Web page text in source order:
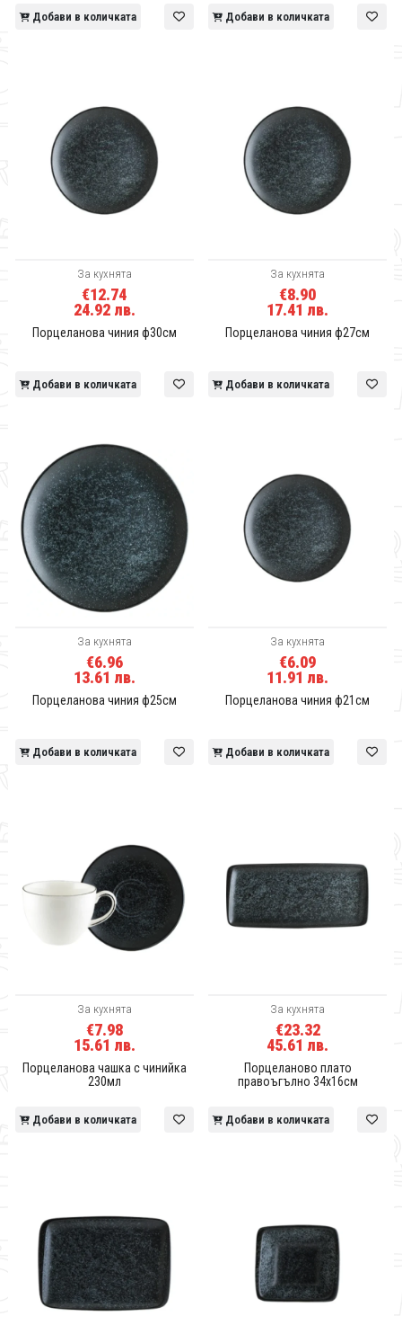
Добави в количката Добави в количката
За кухнята
€12.74
24.92 лв.
Порцеланова чиния ф30см
Добави в количката
За кухнята
€8.90
17.41 лв.
Порцеланова чиния ф27см
Добави в количката
За кухнята
€6.96
13.61 лв.
Порцеланова чиния ф25см
Добави в количката
За кухнята
€6.09
11.91 лв.
Порцеланова чиния ф21см
Добави в количката
За кухнята
€7.98
15.61 лв.
Порцеланова чашка с чинийка
230мл
Добави в количката
За кухнята
€23.32
45.61 лв.
Порцеланово плато
правоъгълно 34x16см
Добави в количката